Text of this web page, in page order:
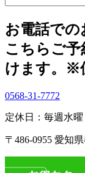
お電話での
こちらご予
けます。
※
0568-31-7772
定休日：毎週水
〒486-0955 愛知